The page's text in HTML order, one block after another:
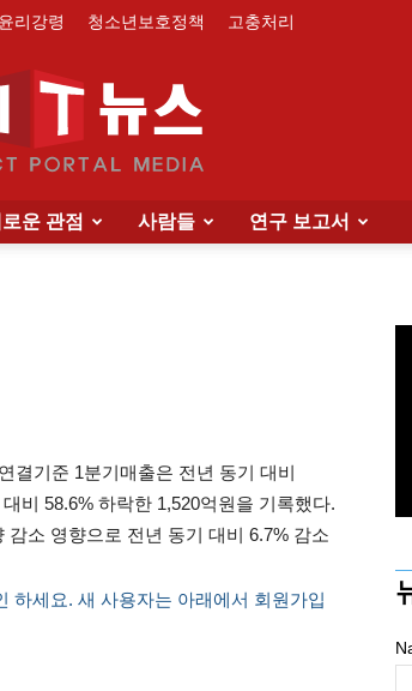
리강령 청소년보호정책 고충처리
운 관점 사람들 연구 보고서
결기준 1분기매출은 전년 동기 대비
비 58.6% 하락한 1,520억원을 기록했다.
소 영향으로 전년 동기 대비 6.7% 감소
하세요. 새 사용자는 아래에서 회원가입